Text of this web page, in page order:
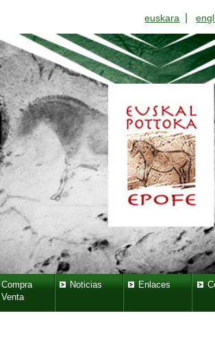
euskara |
Compra
Venta
Noticias Enlaces